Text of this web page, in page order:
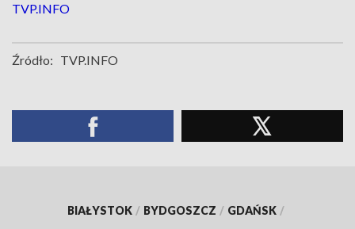
TVP.INFO
Źródło: TVP.INFO
BIAŁYSTOK / BYDGOSZCZ / GDAŃSK /